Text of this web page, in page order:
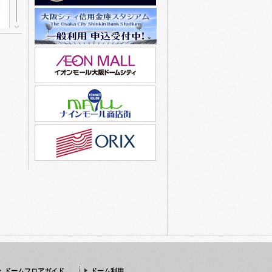
ドームフロアガイド ドーム利用